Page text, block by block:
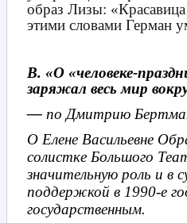
образ Лизы:
этими словами Герман
В. «О «человеке-
заряжал весь мир
— по Дмитрию
О Елене Васильевне
солистке Большого
значительную роль и в
поддержкой в 1990-е
государственным.